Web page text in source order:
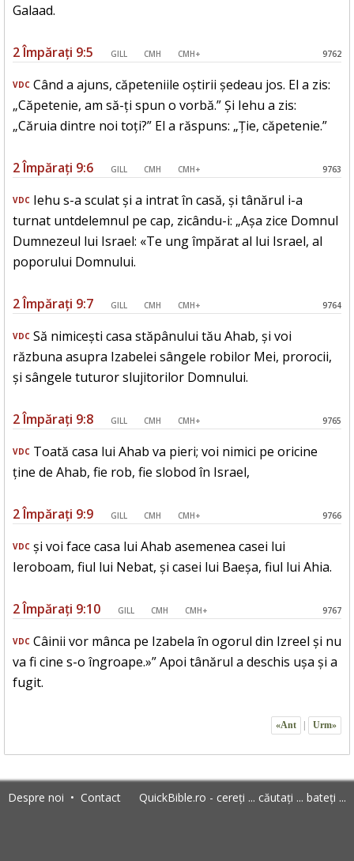
Galaad.
2 Împărați 9:5 GILL CMH CMH+ 9762
VDC Când a ajuns, căpeteniile oștirii ședeau jos. El a zis:
„Căpetenie, am să-ți spun o vorbă.” Și Iehu a zis:
„Căruia dintre noi toți?” El a răspuns: „Ție, căpetenie.”
2 Împărați 9:6 GILL CMH CMH+ 9763
VDC Iehu s-a sculat și a intrat în casă, și tânărul i-a
turnat untdelemnul pe cap, zicându-i: „Așa zice Domnul
Dumnezeul lui Israel: «Te ung împărat al lui Israel, al
poporului Domnului.
2 Împărați 9:7 GILL CMH CMH+ 9764
VDC Să nimicești casa stăpânului tău Ahab, și voi
răzbuna asupra Izabelei sângele robilor Mei, prorocii,
și sângele tuturor slujitorilor Domnului.
2 Împărați 9:8 GILL CMH CMH+ 9765
VDC Toată casa lui Ahab va pieri; voi nimici pe oricine
ține de Ahab, fie rob, fie slobod în Israel,
2 Împărați 9:9 GILL CMH CMH+ 9766
VDC și voi face casa lui Ahab asemenea casei lui
Ieroboam, fiul lui Nebat, și casei lui Baeșa, fiul lui Ahia.
2 Împărați 9:10 GILL CMH CMH+ 9767
VDC Câinii vor mânca pe Izabela în ogorul din Izreel și nu
va fi cine s-o îngroape.»” Apoi tânărul a deschis ușa și a
fugit.
«Ant Urm»
Despre noi • Contact QuickBible.ro - cereți ... căutați ... bateți ...